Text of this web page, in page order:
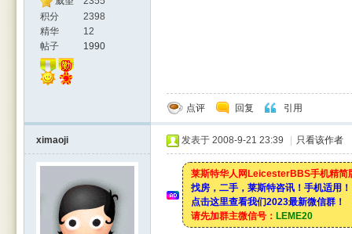
积分
2398
精华
12
帖子
1990
点评 回复 引用
ximaoji 发表于 2008-9-21 23:39 只看该作者
莱斯特华人网LeicesterBBS手机精简
找房，二手，莱斯特咨讯！手机适用！
点击这里查看我们2023最新微信群！
请先加群主微信号： LEME20